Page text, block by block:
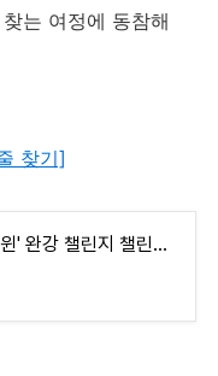
는 여정에 동참해
찾기]
향로와 함께하는 '향로윈' 완강 챌린지 챌린지 | 향로 - 인프런